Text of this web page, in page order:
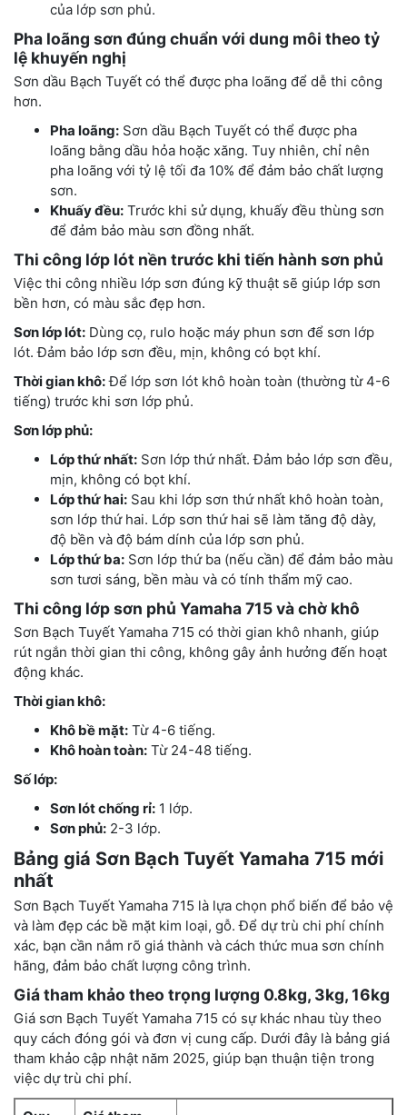
của lớp sơn phủ.
Pha loãng sơn đúng chuẩn với dung môi theo tỷ
lệ khuyến nghị
Sơn dầu Bạch Tuyết có thể được pha loãng để dễ thi công
hơn.
Pha loãng: Sơn dầu Bạch Tuyết có thể được pha
loãng bằng dầu hỏa hoặc xăng. Tuy nhiên, chỉ nên
pha loãng với tỷ lệ tối đa 10% để đảm bảo chất lượng
sơn.
Khuấy đều: Trước khi sử dụng, khuấy đều thùng sơn
để đảm bảo màu sơn đồng nhất.
Thi công lớp lót nền trước khi tiến hành sơn phủ
Việc thi công nhiều lớp sơn đúng kỹ thuật sẽ giúp lớp sơn
bền hơn, có màu sắc đẹp hơn.
Sơn lớp lót: Dùng cọ, rulo hoặc máy phun sơn để sơn lớp
lót. Đảm bảo lớp sơn đều, mịn, không có bọt khí.
Thời gian khô:Để lớp sơn lót khô hoàn toàn (thường từ 4-6
tiếng) trước khi sơn lớp phủ.
Sơn lớp phủ:
Lớp thứ nhất: Sơn lớp thứ nhất. Đảm bảo lớp sơn đều,
mịn, không có bọt khí.
Lớp thứ hai: Sau khi lớp sơn thứ nhất khô hoàn toàn,
sơn lớp thứ hai. Lớp sơn thứ hai sẽ làm tăng độ dày,
độ bền và độ bám dính của lớp sơn phủ.
Lớp thứ ba: Sơn lớp thứ ba (nếu cần) để đảm bảo màu
sơn tươi sáng, bền màu và có tính thẩm mỹ cao.
Thi công lớp sơn phủ Yamaha 715 và chờ khô
Sơn Bạch Tuyết Yamaha 715 có thời gian khô nhanh, giúp
rút ngắn thời gian thi công, không gây ảnh hưởng đến hoạt
động khác.
Thời gian khô:
Khô bề mặt: Từ 4-6 tiếng.
Khô hoàn toàn: Từ 24-48 tiếng.
Số lớp:
Sơn lót chống rỉ: 1 lớp.
Sơn phủ: 2-3 lớp.
Bảng giá Sơn Bạch Tuyết Yamaha 715 mới
nhất
Sơn Bạch Tuyết Yamaha 715 là lựa chọn phổ biến để bảo vệ
và làm đẹp các bề mặt kim loại, gỗ. Để dự trù chi phí chính
xác, bạn cần nắm rõ giá thành và cách thức mua sơn chính
hãng, đảm bảo chất lượng công trình.
Giá tham khảo theo trọng lượng 0.8kg, 3kg, 16kg
Giá sơn Bạch Tuyết Yamaha 715 có sự khác nhau tùy theo
quy cách đóng gói và đơn vị cung cấp. Dưới đây là bảng giá
tham khảo cập nhật năm 2025, giúp bạn thuận tiện trong
việc dự trù chi phí.